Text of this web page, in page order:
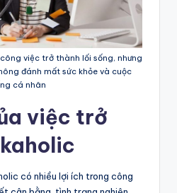
việc trở thành lối sống, nhưng
đánh mất sức khỏe và cuộc
cá nhân
việc trở
có nhiều lợi ích trong công